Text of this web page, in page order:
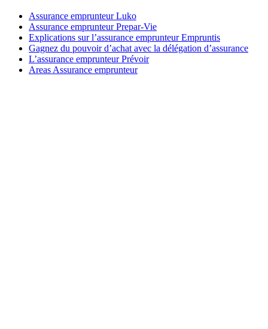
Assurance emprunteur Luko
Assurance emprunteur Prepar-Vie
Explications sur l’assurance emprunteur Empruntis
Gagnez du pouvoir d’achat avec la délégation d’assurance
L’assurance emprunteur Prévoir
Areas Assurance emprunteur